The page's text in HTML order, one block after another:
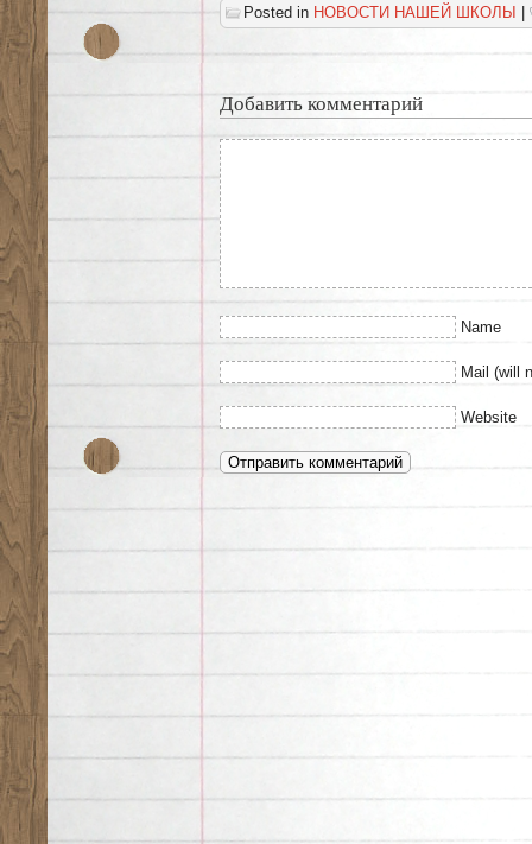
Posted in НОВОСТИ НАШЕЙ ШКОЛЫ |
Добавить комментарий
Name
Mail (will
Website